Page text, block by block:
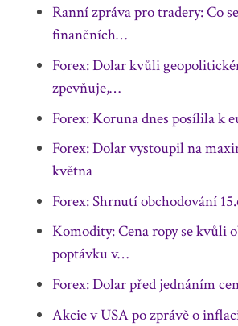
Ranní zpráva pro tradery: Co
finančních…
Forex: Dolar kvůli
zpevňuje,…
Forex: Koruna dnes posílila k
Forex: Dolar vystoupil na
května
Forex: Shrnutí obchodování
Komodity: Cena ropy se kvůli
poptávku v…
Forex: Dolar před jednáním
Akcie v USA po zprávě o